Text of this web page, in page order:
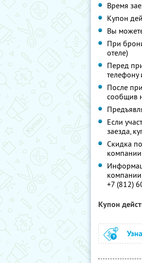
Время
Купон
Вы
При
отеле)
Перед
телефону
После
сообщив
Если
заезда,
Скидка
компании
+7 (812)
Купон